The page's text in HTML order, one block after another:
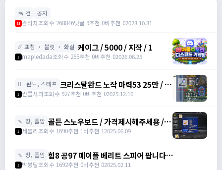
🔫 건 공지
M 관리자조회수 268846댓글 9추천 0비추천 02023.10.31
☄️ 표창 ・ 불릿 ・ 화살 케이그 / 5000 / 지작 / 1
1 mapledada조회수 255추천 0비추천 02026.06.25
🧙‍♀️ 완드, 스테프 크리스탈완드 노작 마력53 25만 / 마
력52 15만 팝니다 / 250000 / 마력
https://open.kakao.com/o/sdHYKEcg
1 썬콜사과조회수 927추천 0비추천 02025.12.16
🍡 창, 폴암 골든 스노우보드 / 가격제시해주세용 / 골
든 스노우보드 3강 STR3 공격력60 /
1 세를리조회수 1690추천 1비추천 12025.06.09
🍡 창, 폴암 힘8 공97 메이플 베리트 스피어 팝니다
https://open.kakao.com/o/gZBfyJ6f /
1 박봉달조회수 1692추천 0비추천 02025.02.11